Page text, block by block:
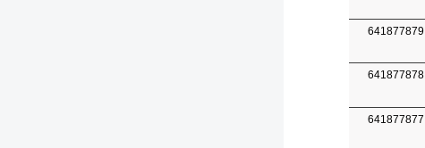
641877879
641877878
641877877